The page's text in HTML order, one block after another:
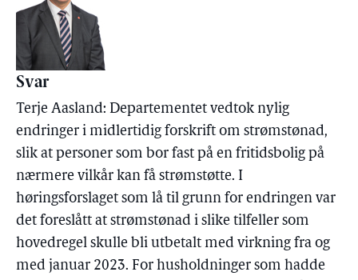
Svar
Terje Aasland: Departementet vedtok nylig
endringer i midlertidig forskrift om strømstønad,
slik at personer som bor fast på en fritidsbolig på
nærmere vilkår kan få strømstøtte. I
høringsforslaget som lå til grunn for endringen var
det foreslått at strømstønad i slike tilfeller som
hovedregel skulle bli utbetalt med virkning fra og
med januar 2023. For husholdninger som hadde